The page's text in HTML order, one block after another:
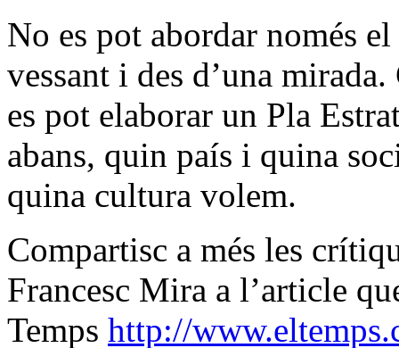
No es pot abordar només
vessant i des d’una
es pot elaborar un Pla
abans, quin país i quina
quina cultura volem.
Compartisc a més les
Francesc Mira a l’article
Temps http://